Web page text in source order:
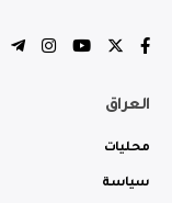
العراق
محليات
سياسة